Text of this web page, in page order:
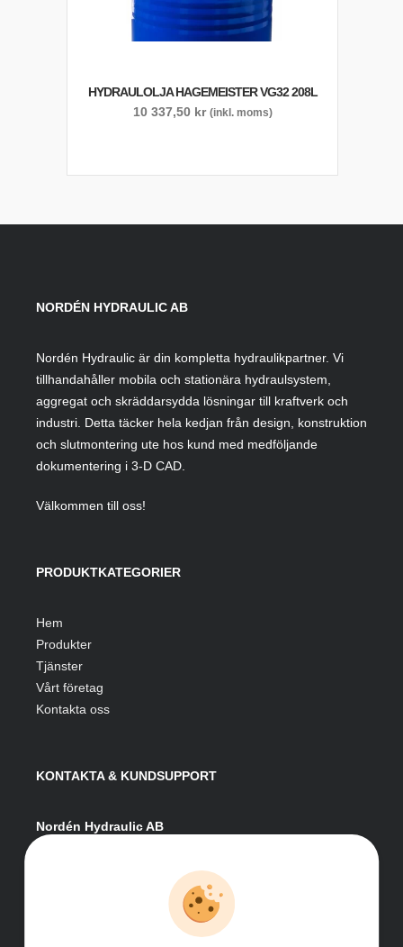
HYDRAULOLJA HAGEMEISTER VG32 208L
10 337,50 kr (inkl. moms)
NORDÉN HYDRAULIC AB
Nordén Hydraulic är din kompletta hydraulikpartner. Vi
tillhandahåller mobila och stationära hydraulsystem,
aggregat och skräddarsydda lösningar till kraftverk och
industri. Detta täcker hela kedjan från design, konstruktion
och slutmontering ute hos kund med medföljande
dokumentering i 3-D CAD.
Välkommen till oss!
PRODUKTKATEGORIER
Hem
Produkter
Tjänster
Vårt företag
Kontakta oss
KONTAKTA & KUNDSUPPORT
Nordén Hydraulic AB
info@nordenhydraulic.se